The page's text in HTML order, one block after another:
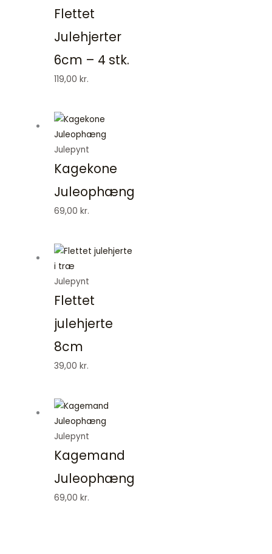
Flettet
Julehjerter
6cm – 4 stk.
119,00kr.
Julepynt
Kagekone
Juleophæng
69,00kr.
Julepynt
Flettet
julehjerte
8cm
39,00kr.
Julepynt
Kagemand
Juleophæng
69,00kr.